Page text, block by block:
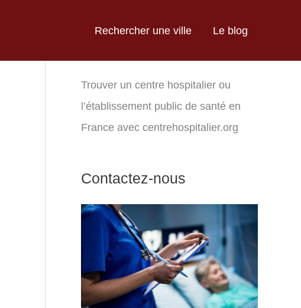
Rechercher une ville Le blog
Trouver un centre hospitalier ou
l’établissement public de santé en
France avec centrehospitalier.org
Contactez-nous